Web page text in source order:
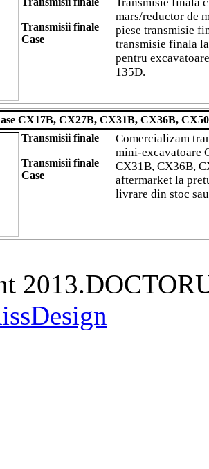
Transmisii finale
Case
mars/reductor de
piese transmisie
transmisie finala
pentru
135D.
CX17B, CX27B, CX31B, CX36B,
Transmisii finale
Transmisii finale
Case
Comercializam
mini-excavatoare
CX31B, CX36B,
aftermarket la
livrare din stoc